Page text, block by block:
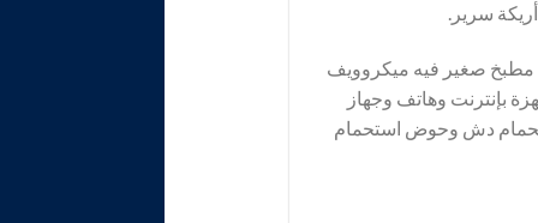
سرير.
مطبخ صغير فيه ميكروويف
بإنترنت وهاتف وجهاز
الحمام دش وحوض استحمام